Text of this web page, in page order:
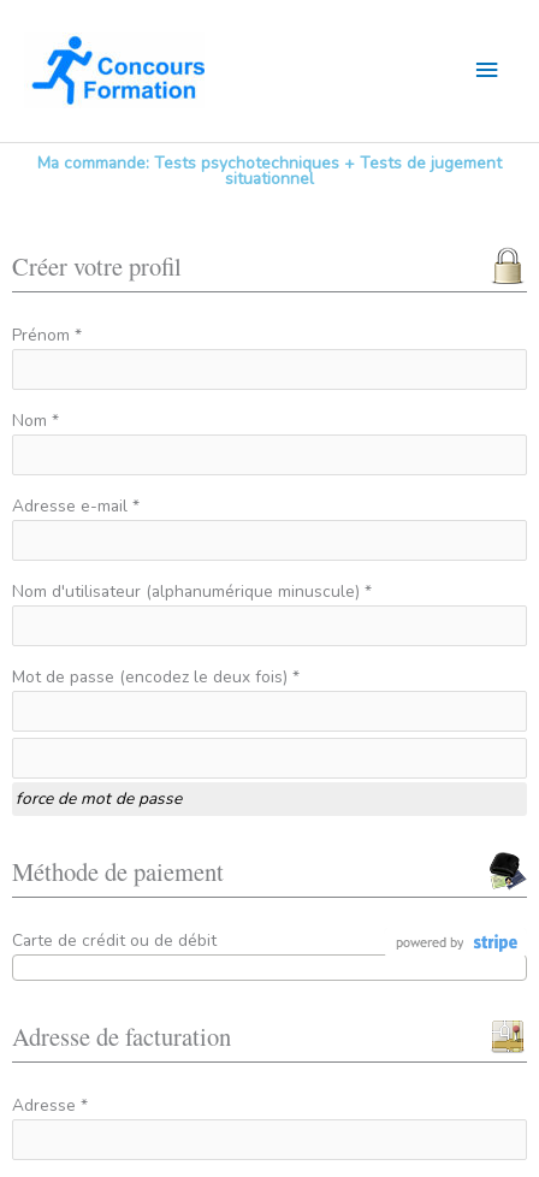
contenu
Ma commande: Tests psychotechniques + Tests de jugement
situationnel
Créer votre profil
Prénom *
Nom *
Adresse e-mail *
Nom d'utilisateur (alphanumérique minuscule) *
Mot de passe (encodez le deux fois) *
force de mot de passe
Méthode de paiement
Carte de crédit ou de débit
Adresse de facturation
Adresse *